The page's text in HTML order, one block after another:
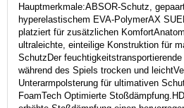
Hauptmerkmale:ABSOR-Schutz,
hyperelastischem EVA-PolymerAX
platziert für zusätzlichen
ultraleichte, einteilige Konstruktion für
SchutzDer
während des Spiels trocken und
Unterarmpolsterung für ultimativen
FoamTech Optimierte